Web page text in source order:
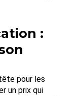
:
pour les
un prix qui